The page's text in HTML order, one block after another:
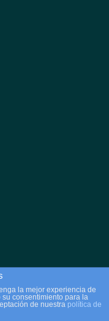
de Cookies
la mejor experiencia de
consentimiento para la
de nuestra política de